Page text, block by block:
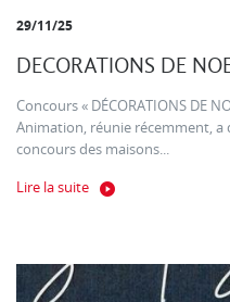
29/11/25
DECORATIONS DE
Concours « DÉCORATIONS
Animation, réunie récemment, a
concours des maisons...
Lire la suite